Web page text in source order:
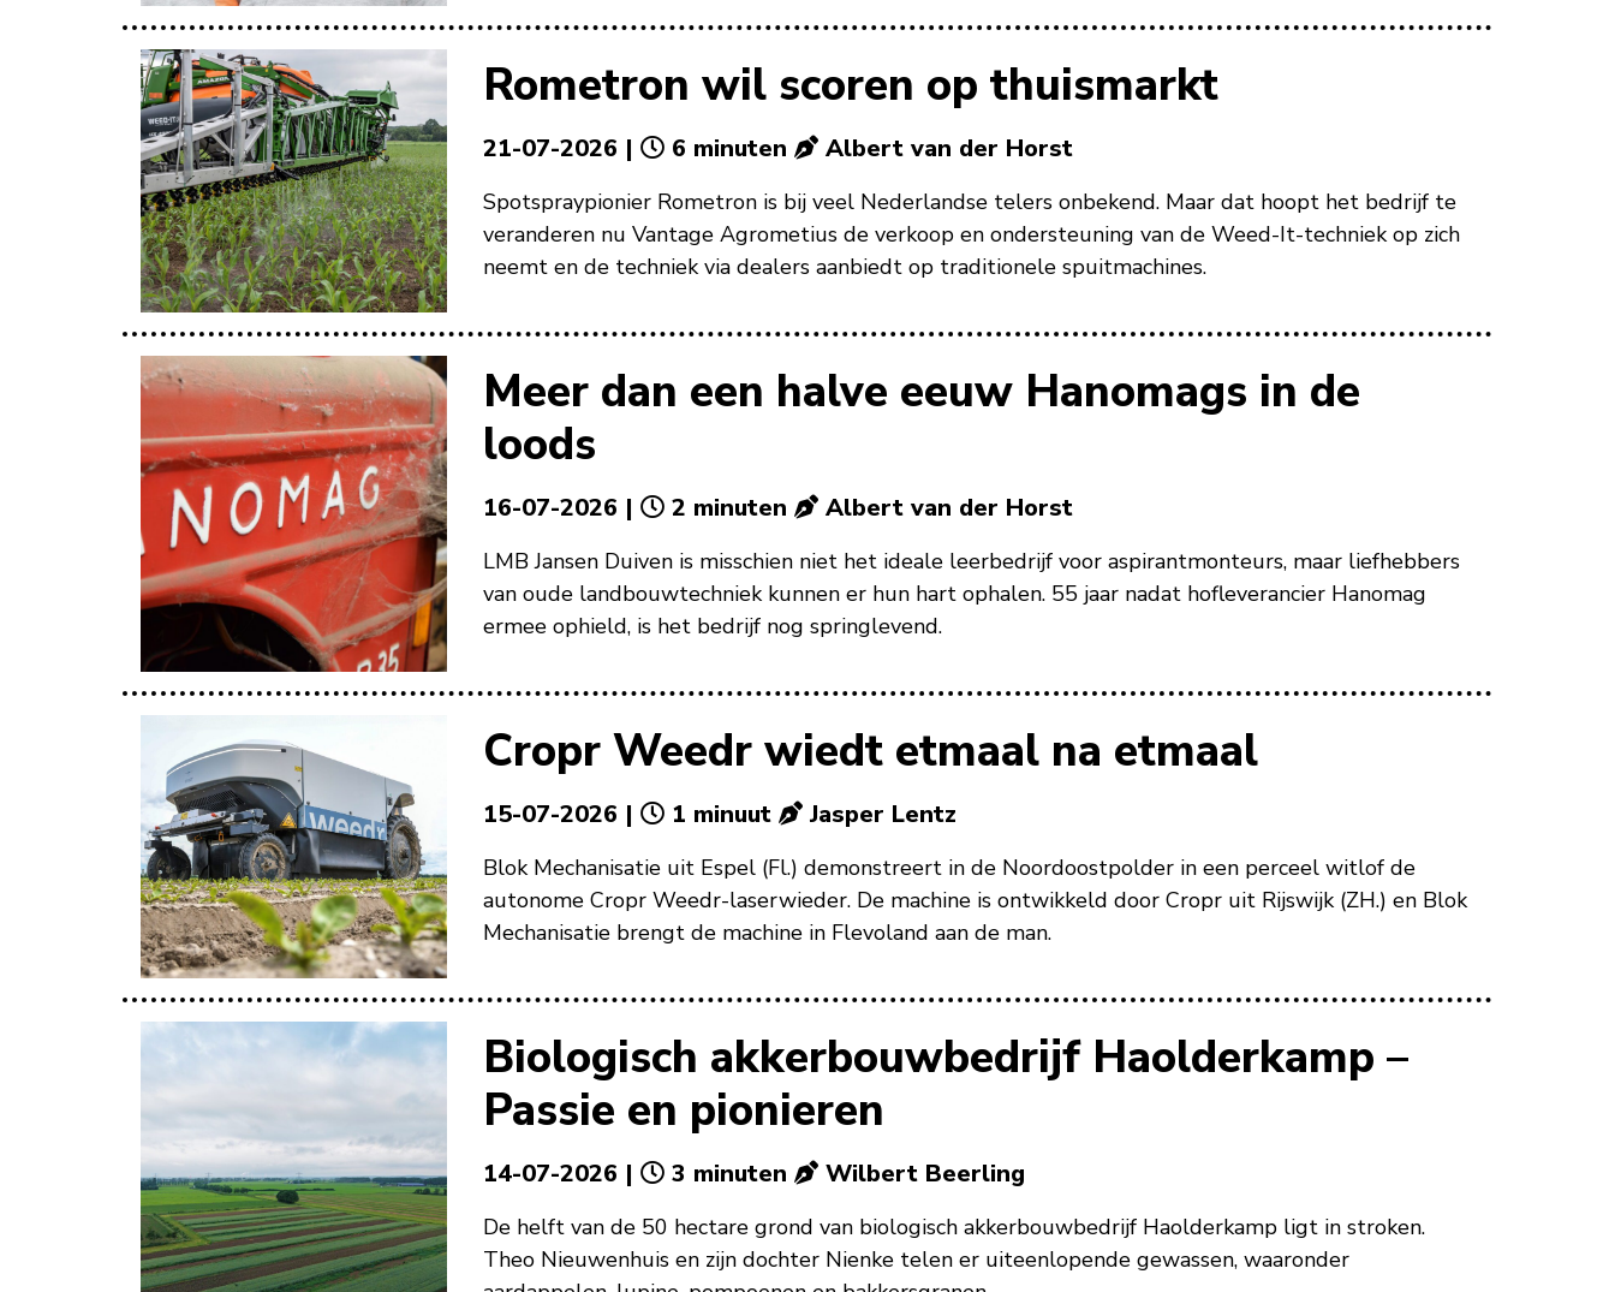
Rometron wil scoren op thuismarkt
21-07-2026 | 6 minuten Albert van der Horst
Spotspraypionier Rometron is bij veel Nederlandse telers onbekend. Maar dat hoopt het bedrijf te
veranderen nu Vantage Agrometius de verkoop en ondersteuning van de Weed-It-techniek op zich
neemt en de techniek via dealers aanbiedt op traditionele spuitmachines.
Meer dan een halve eeuw Hanomags in de
loods
16-07-2026 | 2 minuten Albert van der Horst
LMB Jansen Duiven is misschien niet het ideale leerbedrijf voor aspirantmonteurs, maar liefhebbers
van oude landbouwtechniek kunnen er hun hart ophalen. 55 jaar nadat hofleverancier Hanomag
ermee ophield, is het bedrijf nog springlevend.
Cropr Weedr wiedt etmaal na etmaal
15-07-2026 | 1 minuut Jasper Lentz
Blok Mechanisatie uit Espel (Fl.) demonstreert in de Noordoostpolder in een perceel witlof de
autonome Cropr Weedr-laserwieder. De machine is ontwikkeld door Cropr uit Rijswijk (ZH.) en Blok
Mechanisatie brengt de machine in Flevoland aan de man.
Biologisch akkerbouwbedrijf Haolderkamp –
Passie en pionieren
14-07-2026 | 3 minuten Wilbert Beerling
De helft van de 50 hectare grond van biologisch akkerbouwbedrijf Haolderkamp ligt in stroken.
Theo Nieuwenhuis en zijn dochter Nienke telen er uiteenlopende gewassen, waaronder